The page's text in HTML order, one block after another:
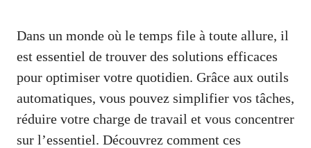
Dans un monde où le temps file à toute allure, il
est essentiel de trouver des solutions efficaces
pour optimiser votre quotidien. Grâce aux outils
automatiques, vous pouvez simplifier vos tâches,
réduire votre charge de travail et vous concentrer
sur l’essentiel. Découvrez comment ces